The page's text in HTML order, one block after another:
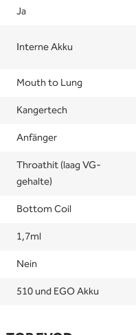
Ja
Interne Akku
Mouth to Lung
Kangertech
Anfänger
Throathit (laag VG-
gehalte)
Bottom Coil
1,7ml
Nein
510 und EGO Akku